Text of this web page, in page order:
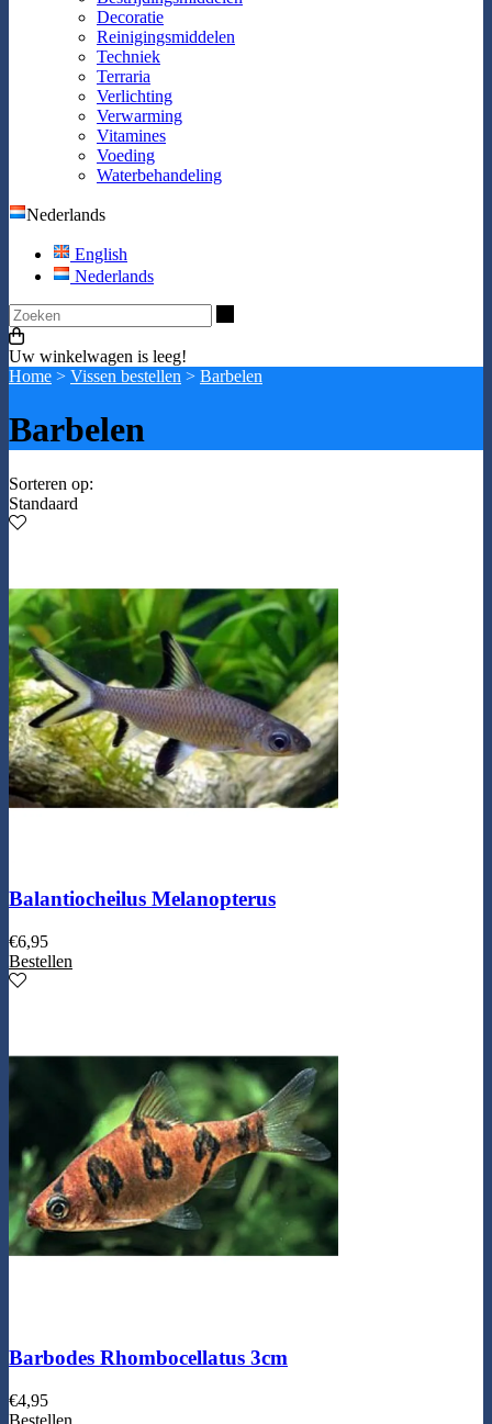
Decoratie
Reinigingsmiddelen
Techniek
Terraria
Verlichting
Verwarming
Vitamines
Voeding
Waterbehandeling
Nederlands
English
Nederlands
Uw winkelwagen is leeg!
Home > Vissen bestellen > Barbelen
Barbelen
Sorteren op:
Standaard
Balantiocheilus Melanopterus
€6,95
Bestellen
Barbodes Rhombocellatus 3cm
€4,95
Bestellen